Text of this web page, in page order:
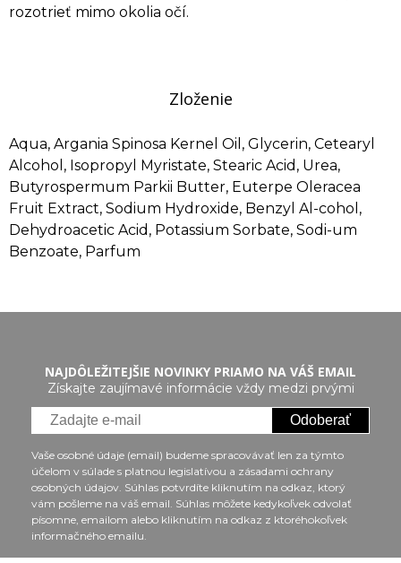
rozotrieť mimo okolia očí.
Zloženie
Aqua, Argania Spinosa Kernel Oil, Glycerin, Cetearyl
Alcohol, Isopropyl Myristate, Stearic Acid, Urea,
Butyrospermum Parkii Butter, Euterpe Oleracea
Fruit Extract, Sodium Hydroxide, Benzyl Al-cohol,
Dehydroacetic Acid, Potassium Sorbate, Sodi-um
Benzoate, Parfum
NAJDÔLEŽITEJŠIE NOVINKY PRIAMO NA VÁŠ EMAIL
Získajte zaujímavé informácie vždy medzi prvými
Odoberať
Vaše osobné údaje (email) budeme spracovávať len za týmto
účelom v súlade s platnou legislatívou a zásadami ochrany
osobných údajov. Súhlas potvrdíte kliknutím na odkaz, ktorý
vám pošleme na váš email. Súhlas môžete kedykoľvek odvolať
písomne, emailom alebo kliknutím na odkaz z ktoréhokoľvek
informačného emailu.